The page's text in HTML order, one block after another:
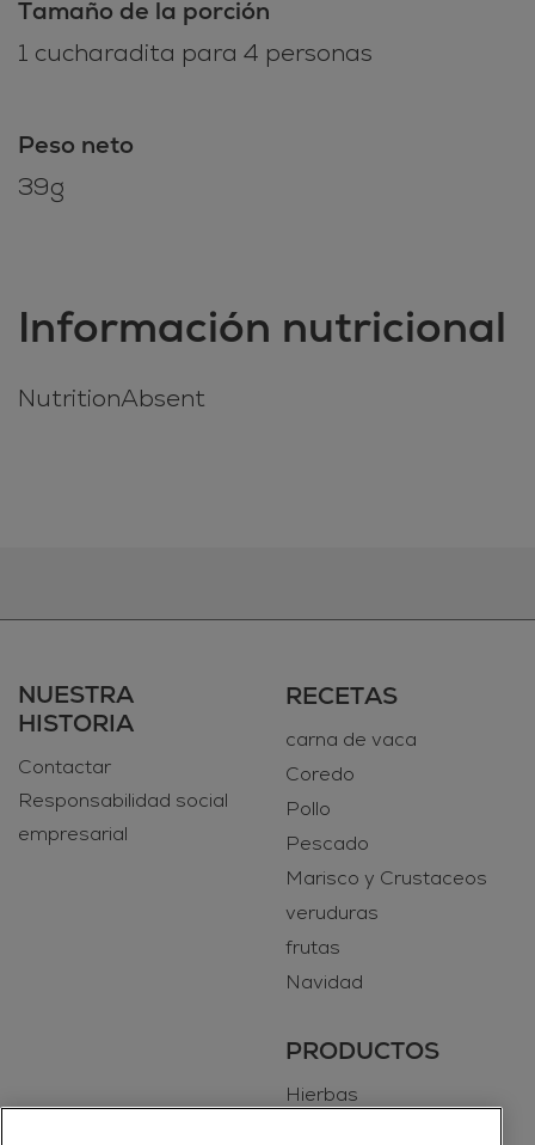
Tamaño de la porción
1 cucharadita para 4 personas
Peso neto
39g
Información nutricional
NutritionAbsent
NUESTRA
HISTORIA
Contactar
Responsabilidad social
empresarial
RECETAS
carna de vaca
Coredo
Pollo
Pescado
Marisco y Crustaceos
veruduras
frutas
Navidad
PRODUCTOS
Hierbas